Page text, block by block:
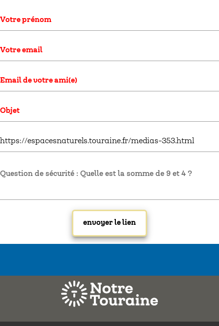
Question de sécurité : Quelle est la somme de 9 et 4 ?